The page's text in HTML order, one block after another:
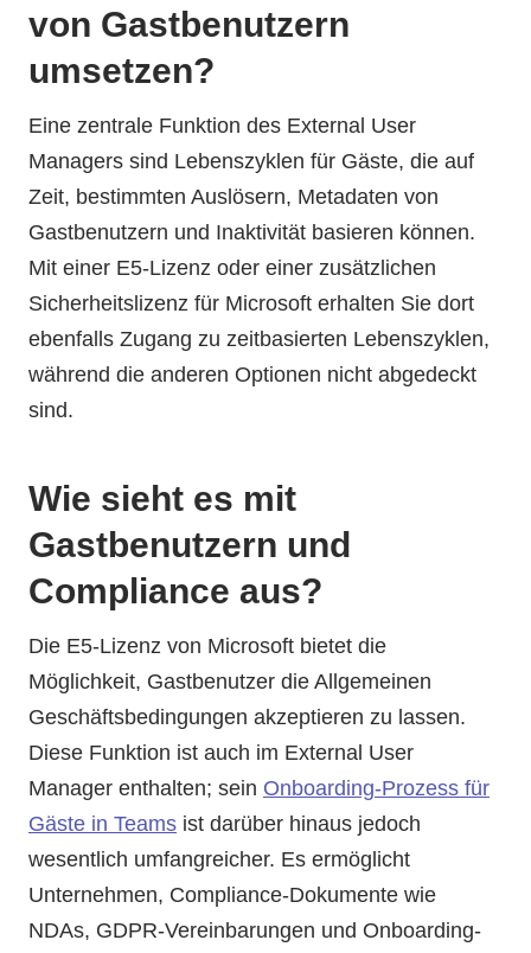
von Gastbenutzern
umsetzen?
Eine zentrale Funktion des External User
Managers sind Lebenszyklen für Gäste, die auf
Zeit, bestimmten Auslösern, Metadaten von
Gastbenutzern und Inaktivität basieren können.
Mit einer E5-Lizenz oder einer zusätzlichen
Sicherheitslizenz für Microsoft erhalten Sie dort
ebenfalls Zugang zu zeitbasierten Lebenszyklen,
während die anderen Optionen nicht abgedeckt
sind.
Wie sieht es mit
Gastbenutzern und
Compliance aus?
Die E5-Lizenz von Microsoft bietet die
Möglichkeit, Gastbenutzer die Allgemeinen
Geschäftsbedingungen akzeptieren zu lassen.
Diese Funktion ist auch im External User
Manager enthalten; sein Onboarding-Prozess für
Gäste in Teams ist darüber hinaus jedoch
wesentlich umfangreicher. Es ermöglicht
Unternehmen, Compliance-Dokumente wie
NDAs, GDPR-Vereinbarungen und Onboarding-